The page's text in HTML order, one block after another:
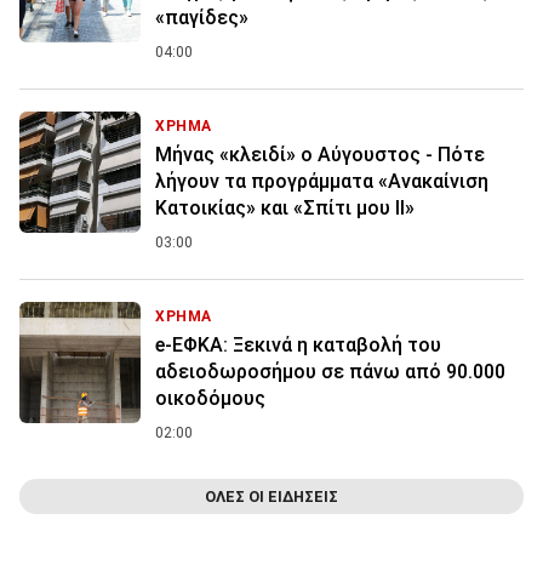
«παγίδες»
04:00
ΧΡΗΜΑ
Μήνας «κλειδί» ο Αύγουστος - Πότε
λήγουν τα προγράμματα «Ανακαίνιση
Κατοικίας» και «Σπίτι μου ΙΙ»
03:00
ΧΡΗΜΑ
e-ΕΦΚΑ: Ξεκινά η καταβολή του
αδειοδωροσήμου σε πάνω από 90.000
οικοδόμους
02:00
ΟΛΕΣ ΟΙ ΕΙΔΗΣΕΙΣ